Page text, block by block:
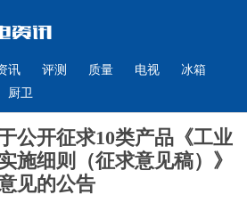
讯 评测 质量 电视
冰箱
厨卫
公开征求10类产品《工业
施细则（征求意见稿）》
见的公告